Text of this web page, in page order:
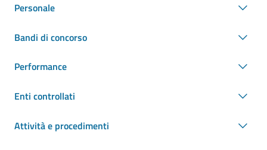
Personale
Bandi di concorso
Performance
Enti controllati
Attività e procedimenti